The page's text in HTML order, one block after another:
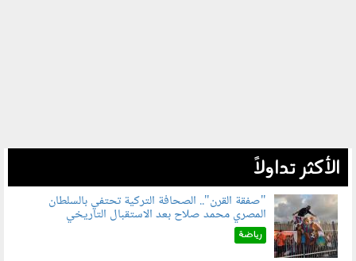
الأكثر تداولاً
070801.jpg
"صفقة القرن".. الصحافة التركية تحتفي بالسلطان
المصري محمد صلاح بعد الاستقبال التاريخي
رياضة